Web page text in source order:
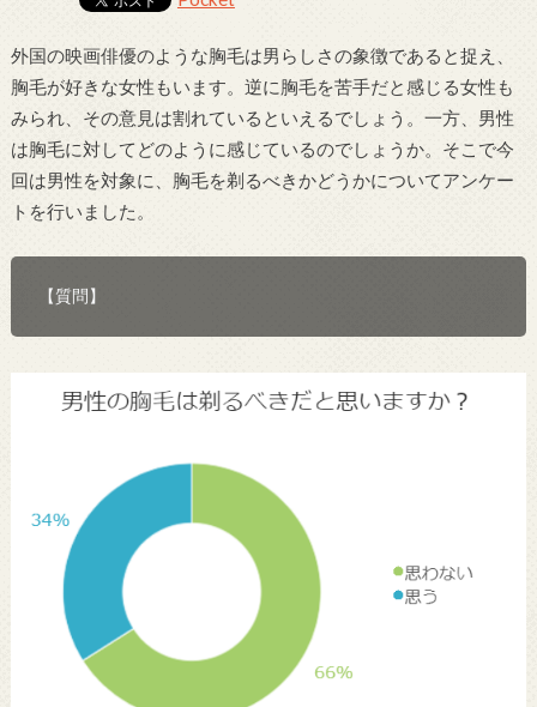
外国の映画俳優のような胸毛は男らしさの象徴であると捉え、
胸毛が好きな女性もいます。逆に胸毛を苦手だと感じる女性も
みられ、その意見は割れているといえるでしょう。一方、男性
は胸毛に対してどのように感じているのでしょうか。そこで今
回は男性を対象に、胸毛を剃るべきかどうかについてアンケー
トを行いました。
【質問】